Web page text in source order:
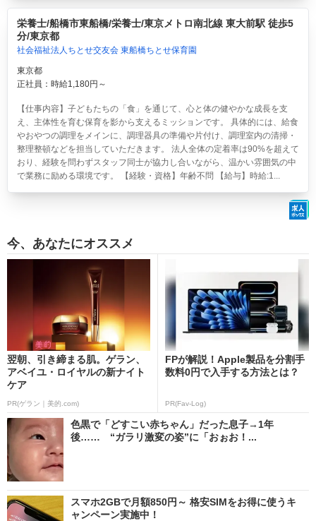
栄養士/船橋市東船橋/栄養士/東京メトロ南北線 東大前駅 徒歩5
分/東京都
社会福祉法人ちとせ交友会 東船橋ちとせ保育園
東京都
正社員：時給1,180円～
【仕事内容】子どもたちの「食」を通じて、心と体の健やかな成長を支
え、主体性を育む保育を影から支えるミッションです。 具体的には、給食
やおやつの調理をメインに、調理器具の準備や片付け、調理室内の清掃・
整理整頓などを担当していただきます。 法人全体の定着率は90%を超えて
おり、経験を問わずスタッフ同士が協力し合いながら、温かい雰囲気の中
で業務に励める環境です。 【経験・資格】年齢不問 【給与】時給:1...
今、あなたにオススメ
翌朝、引き締まる肌。ゲラン、
アベイユ・ロイヤルの新ナイト
ケア
PR(ゲラン｜美的.com)
FPが解説！Apple製品を分割手
数料0円で入手する方法とは？
PR(Fav-Log)
色黒で「どすこい赤ちゃん」だった息子→1年
後…… “ガラリ激変の姿”に「おぉお！...
スマホ2GBで月額850円～ 格安SIMをお得に使うキ
ャンペーン実施中！